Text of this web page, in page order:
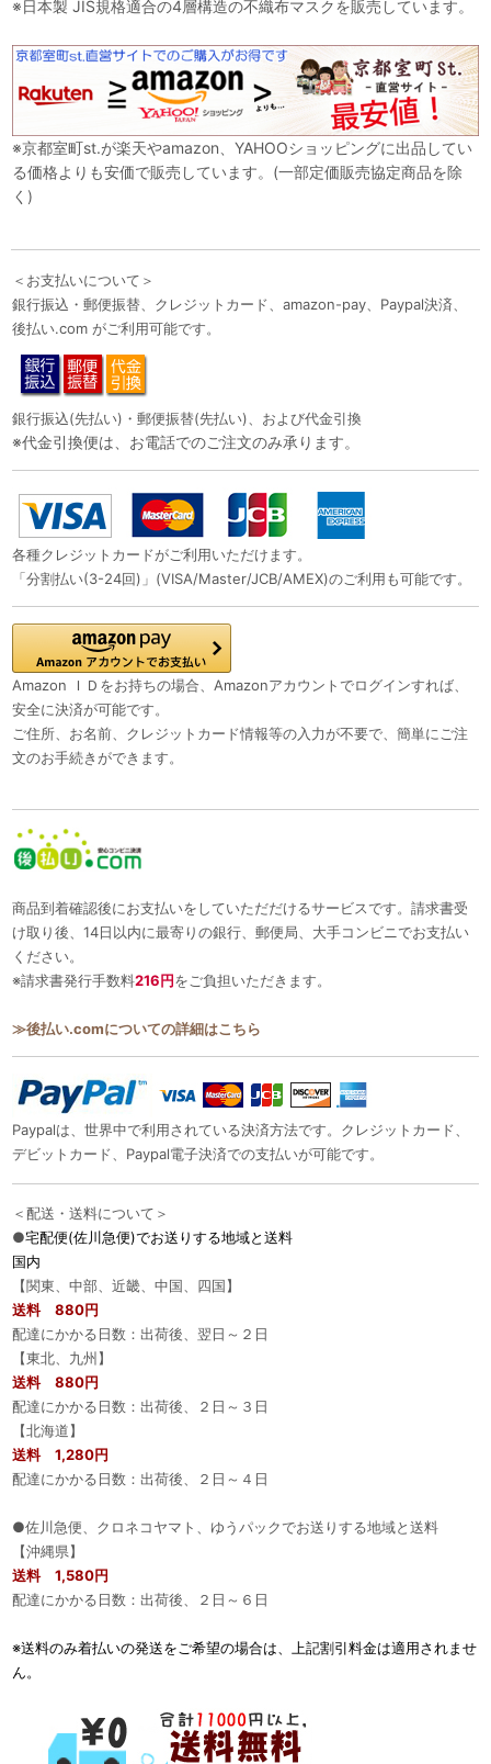
※日本製 JIS規格適合の4層構造の不織布マスクを販売しています。
※京都室町st.が楽天やamazon、YAHOOショッピングに出品してい
る価格よりも安価で販売しています。(一部定価販売協定商品を除
く)
＜お支払いについて＞
銀行振込・郵便振替、クレジットカード、amazon-pay、Paypal決済、
後払い.com がご利用可能です。
銀行振込(先払い)・郵便振替(先払い)、および代金引換
※代金引換便は、お電話でのご注文のみ承ります。
各種クレジットカードがご利用いただけます。
「分割払い(3-24回)」(VISA/Master/JCB/AMEX)のご利用も可能です。
Amazon ＩＤをお持ちの場合、Amazonアカウントでログインすれば、
安全に決済が可能です。
ご住所、お名前、クレジットカード情報等の入力が不要で、簡単にご注
文のお手続きができます。
商品到着確認後にお支払いをしていただだけるサービスです。請求書受
け取り後、14日以内に最寄りの銀行、郵便局、大手コンビニでお支払い
ください。
※請求書発行手数料216円をご負担いただきます。
≫後払い.comについての詳細はこちら
Paypalは、世界中で利用されている決済方法です。クレジットカード、
デビットカード、Paypal電子決済での支払いが可能です。
＜配送・送料について＞
●宅配便(佐川急便)でお送りする地域と送料
国内
【関東、中部、近畿、中国、四国】
送料 880円
配達にかかる日数：出荷後、翌日～２日
【東北、九州】
送料 880円
配達にかかる日数：出荷後、２日～３日
【北海道】
送料 1,280円
配達にかかる日数：出荷後、２日～４日
●佐川急便、クロネコヤマト、ゆうパックでお送りする地域と送料
【沖縄県】
送料 1,580円
配達にかかる日数：出荷後、２日～６日
※送料のみ着払いの発送をご希望の場合は、上記割引料金は適用されませ
ん。